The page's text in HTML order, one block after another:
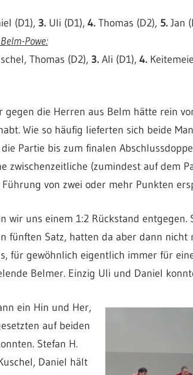
(D1), 3.Uli (D1), 4.Thomas (D2), 5.Jan
Powe:
Thomas (D2), 3.Ali (D1), 4.
gegen die Herren aus Belm hätte rein
Wie so häufig lieferten sich beide
Partie bis zum finalen
zwischenzeitliche (zumindest auf dem
von zwei oder mehr Punkten
wir uns einem 1:2 Rückstand entgegen.
fünften Satz, hatten da aber dann nicht
für gewöhnlich eigentlich immer für
Belmer. Einzig Uli und Daniel
ein Hin und Her,
auf beiden
Stefan H.
Daniel hält